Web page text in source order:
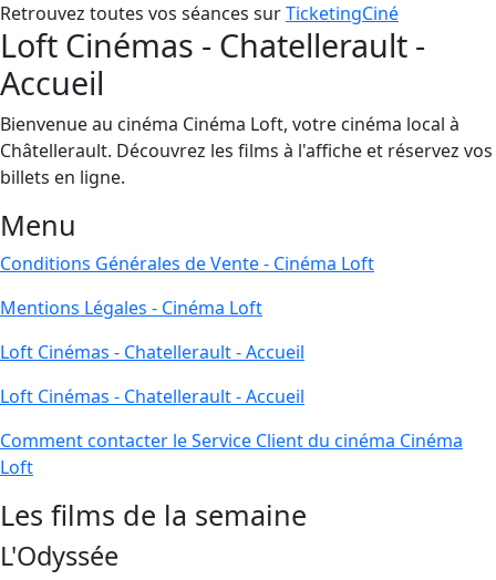
Retrouvez toutes vos séances surTicketingCiné
Loft Cinémas - Chatellerault -
Accueil
Bienvenue au cinéma Cinéma Loft, votre cinéma local à
Châtellerault. Découvrez les films à l'affiche et réservez vos
billets en ligne.
Menu
Conditions Générales de Vente - Cinéma Loft
Mentions Légales - Cinéma Loft
Loft Cinémas - Chatellerault - Accueil
Loft Cinémas - Chatellerault - Accueil
Comment contacter le Service Client du cinéma Cinéma
Loft
Les films de la semaine
L'Odyssée